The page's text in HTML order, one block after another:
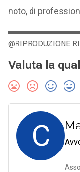
noto, di
@RIPRODUZIONE
Valuta la
C